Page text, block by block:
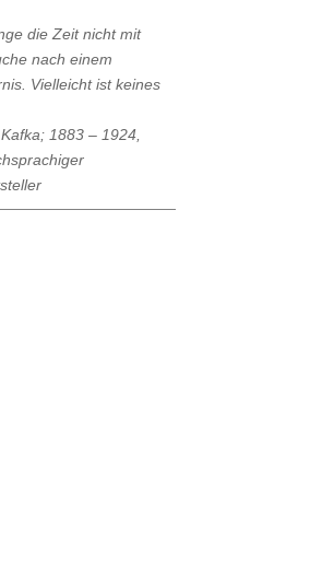
die Zeit nicht mit
nach einem
Vielleicht ist keines
1883 – 1924,